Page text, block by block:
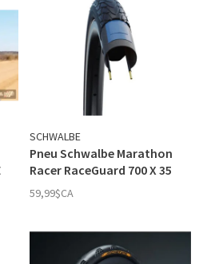
SCHWALBE
Pneu Schwalbe Marathon
Racer RaceGuard 700 X 35
Noir
59,99$CA